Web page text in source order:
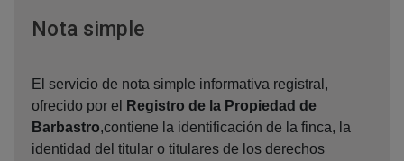
Nota simpleVentana nueva
El servicio de nota simple informativa registral,
ofrecido por el
Registro de la Propiedad de
Barbastro,contiene la identificación de la finca, la
identidad del titular o titulares de los derechos